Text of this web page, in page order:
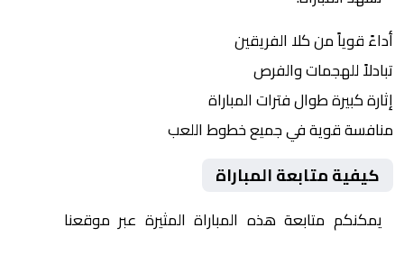
أداءً قوياً من كلا الفريقين
تبادلاً للهجمات والفرص
إثارة كبيرة طوال فترات المباراة
منافسة قوية في جميع خطوط اللعب
كيفية متابعة المباراة
يمكنكم متابعة هذه المباراة المثيرة عبر موقعنا